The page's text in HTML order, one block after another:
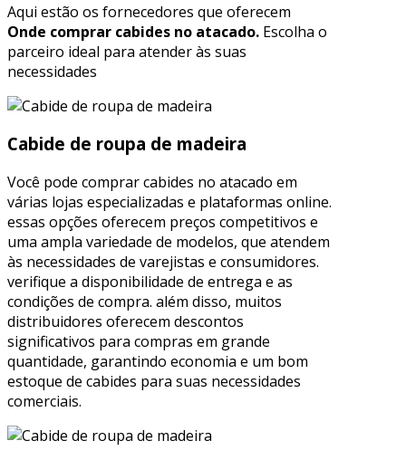
Aqui estão os fornecedores que oferecem
Onde comprar cabides no atacado. Escolha o
parceiro ideal para atender às suas
necessidades
Cabide de roupa de madeira
Você pode comprar cabides no atacado em
várias lojas especializadas e plataformas online.
essas opções oferecem preços competitivos e
uma ampla variedade de modelos, que atendem
às necessidades de varejistas e consumidores.
verifique a disponibilidade de entrega e as
condições de compra. além disso, muitos
distribuidores oferecem descontos
significativos para compras em grande
quantidade, garantindo economia e um bom
estoque de cabides para suas necessidades
comerciais.